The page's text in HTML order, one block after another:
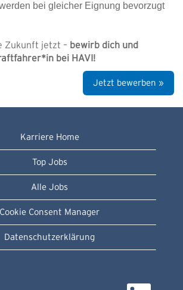
bei gleicher Eignung bevorzugt
Zukunft jetzt – bewirb dich und
bei HAVI!
Jetzt bewerben »
Karriere Home
Top Jobs
Alle Jobs
Cookie Consent Manager
Datenschutzerklärung
W